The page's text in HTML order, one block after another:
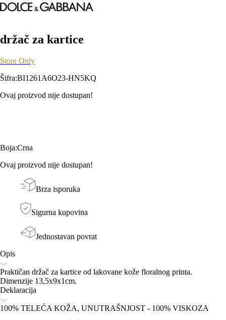
držač za kartice
Store Only
Šifra:BI1261A6O23-HN5KQ
Ovaj proizvod nije dostupan!
Boja:Crna
Ovaj proizvod nije dostupan!
Brza isporuka
Sigurna kupovina
Jednostavan povrat
Opis
Praktičan držač za kartice od lakovane kože floralnog printa.
Dimenzije 13,5x9x1cm.
Deklaracija
100% TELEĆA KOŽA, UNUTRAŠNJOST - 100% VISKOZA